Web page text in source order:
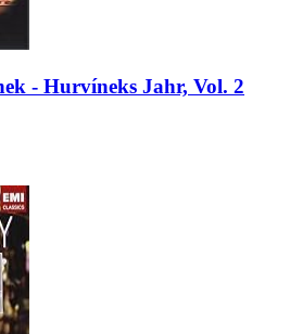
- Hurvíneks Jahr, Vol. 2